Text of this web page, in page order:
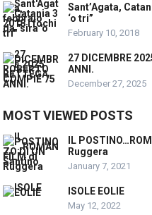
Sant’Agata,
‘o tri”
February 10, 2018
27 DICEMBRE
ANNI.
December 27, 2025
MOST VIEWED POSTS
IL
Ruggera
January 7, 2021
ISOLE EOLIE
May 12, 2022